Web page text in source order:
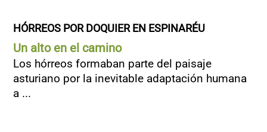
HÓRREOS POR DOQUIER EN ESPINARÉU
Un alto en el camino
Los hórreos formaban parte del paisaje
asturiano por la inevitable adaptación humana
a ...